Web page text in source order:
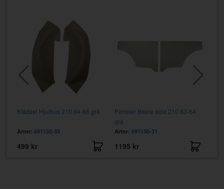
Klädsel Hjulhus 210 64-66 grå
Artnr: 691132-33
499 kr
Paneler Bakre sida 210 63-64
grå
Artnr: 691130-31
1195 kr